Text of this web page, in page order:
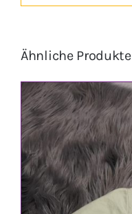
Ähnliche Produkte